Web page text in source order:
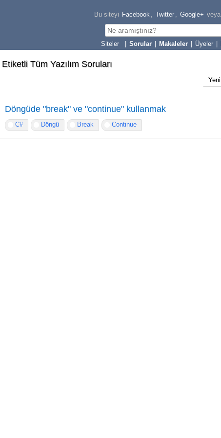
Bu siteyi Facebook , Twitter , Google+ veya
Sorular Makaleler Üyeler
Etiketli Tüm Yazılım Soruları
Yeni
Döngüde "break" ve "continue" kullanmak
C# Döngü Break Continue